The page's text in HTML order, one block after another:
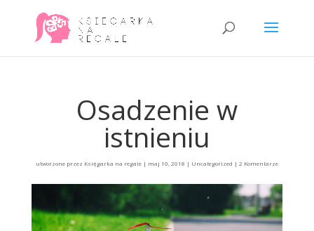
Osadzenie w
istnieniu
utworzone przez Księgarka na regale| maj 10, 2018 | Uncategorized | 2 Komentarze